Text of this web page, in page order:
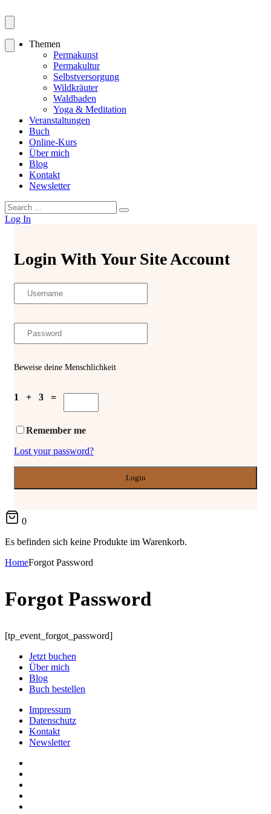
Themen
Permakunst
Permakultur
Selbstversorgung
Wildkräuter
Waldbaden
Yoga & Meditation
Veranstaltungen
Buch
Online-Kurs
Über mich
Blog
Kontakt
Newsletter
Search
for:
Log In
Login With Your Site Account
Beweise deine Menschlichkeit
1 + 3 =
Remember me
Lost your password?
0
Es befinden sich keine Produkte im Warenkorb.
HomeForgot Password
Forgot Password
[tp_event_forgot_password]
Jetzt buchen
Über mich
Blog
Buch bestellen
Impressum
Datenschutz
Kontakt
Newsletter